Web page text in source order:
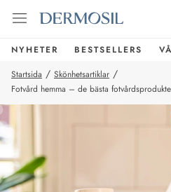
NYHETER BESTSELLERS
Startsida / Skönhetsartiklar /
Fotvård hemma – de bästa